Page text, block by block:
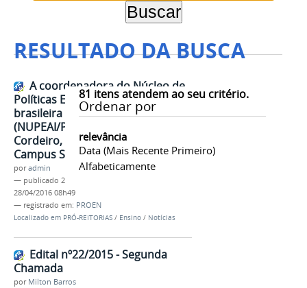
RESULTADO DA BUSCA
81 itens atendem ao seu critério.
Ordenar por
relevância
Data (mais Recente Primeiro)
Alfabeticamente
A coordenadora do Núcleo de
Políticas Etnoeducacionais Afro-
brasileira e Indígena
(NUPEAI/PROEN), Profa. Dinorah
Cordeiro, está em visita ao
Campus São Gabriel da Cachoeira.
poradmin
— publicado 28/04/2016
28/04/2016 08h49
— registrado em: PROEN
Localizado em PRÓ-REITORIAS / Ensino / Notícias
Edital nº22/2015 - Segunda
Chamada
por Milton Barros